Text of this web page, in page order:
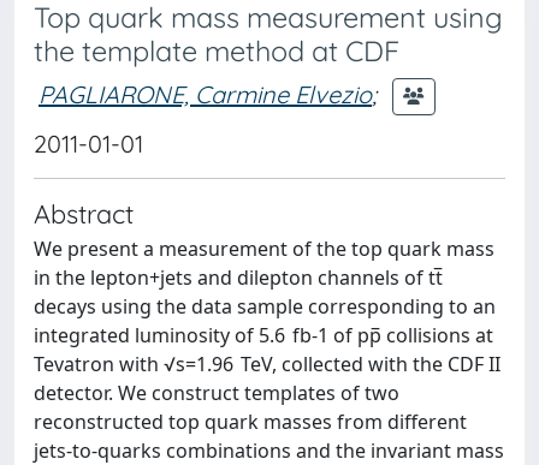
Top quark mass measurement using
the template method at CDF
PAGLIARONE, Carmine Elvezio;
2011-01-01
Abstract
We present a measurement of the top quark mass
in the lepton+jets and dilepton channels of tt̅
decays using the data sample corresponding to an
integrated luminosity of 5.6 fb-1 of pp̅ collisions at
Tevatron with √s=1.96 TeV, collected with the CDF II
detector. We construct templates of two
reconstructed top quark masses from different
jets-to-quarks combinations and the invariant mass